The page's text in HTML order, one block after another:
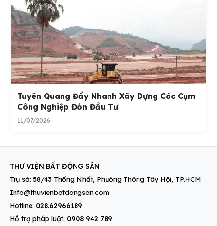
Tuyên Quang Đẩy Nhanh Xây Dựng Các Cụm
Công Nghiệp Đón Đầu Tư
11/07/2026
THƯ VIỆN BẤT ĐỘNG SẢN
Trụ sở: 58/43 Thống Nhất, Phường Thông Tây Hội, TP.HCM
Info@thuvienbatdongsan.com
Hotline: 028.62966189
Hỗ trợ pháp luật: 0908 942 789